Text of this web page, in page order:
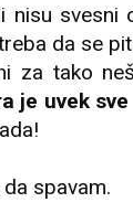
nisu
da se
za tako
je uvek
spavam.